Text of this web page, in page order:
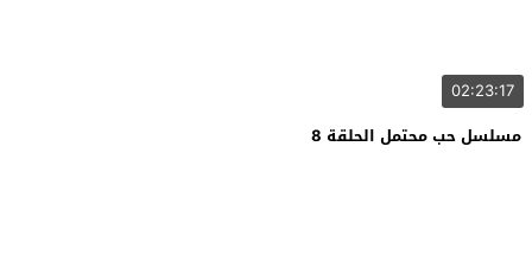
02:23:17
مسلسل حب محتمل الحلقة 8